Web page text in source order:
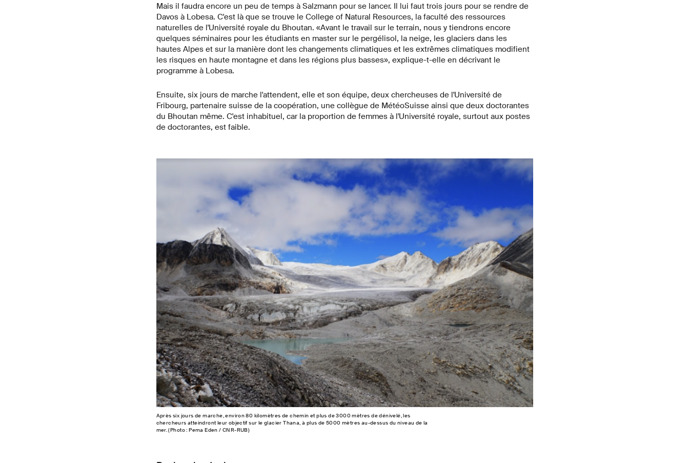
Mais il faudra encore un peu de temps à Salzmann pour se lancer. Il lui faut trois jours pour se rendre de
Davos à Lobesa. C'est là que se trouve le College of Natural Resources, la faculté des ressources
naturelles de l'Université royale du Bhoutan. «Avant le travail sur le terrain, nous y tiendrons encore
quelques séminaires pour les étudiants en master sur le pergélisol, la neige, les glaciers dans les
hautes Alpes et sur la manière dont les changements climatiques et les extrêmes climatiques modifient
les risques en haute montagne et dans les régions plus basses», explique-t-elle en décrivant le
programme à Lobesa.
Ensuite, six jours de marche l'attendent, elle et son équipe, deux chercheuses de l'Université de
Fribourg, partenaire suisse de la coopération, une collègue de MétéoSuisse ainsi que deux doctorantes
du Bhoutan même. C'est inhabituel, car la proportion de femmes à l'Université royale, surtout aux postes
de doctorantes, est faible.
Après six jours de marche, environ 80 kilomètres de chemin et plus de 3000 mètres de dénivelé, les
chercheurs atteindront leur objectif sur le glacier Thana, à plus de 5000 mètres au-dessus du niveau de la
mer. (Photo : Pema Eden / CNR-RUB)